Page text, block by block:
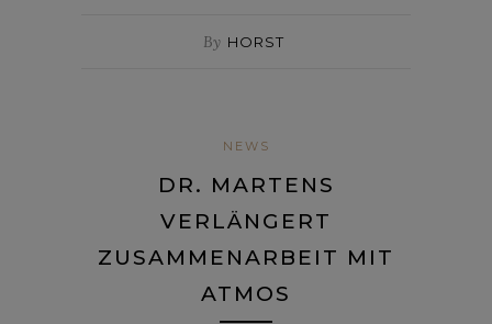
By HORST
NEWS
DR. MARTENS
VERLÄNGERT
ZUSAMMENARBEIT MIT
ATMOS